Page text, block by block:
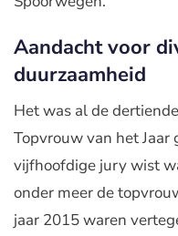
Aandacht voor
duurzaamheid
Het was al de
Topvrouw van het Jaar
vijfhoofdige jury wist
onder meer de
jaar 2015 waren